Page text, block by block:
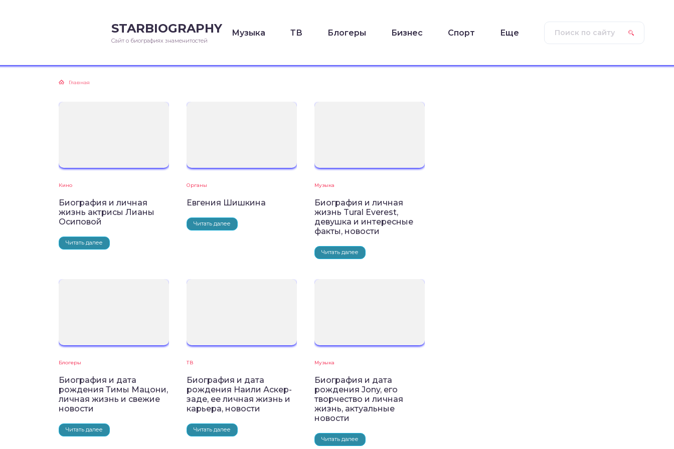
STARBIOGRAPHY
Сайт о биографиях знаменитостей
Музыка ТВ Блогеры Бизнес Спорт Еще
Главная
Кино
Биография и личная
жизнь актрисы Лианы
Осиповой
Читать далее
Органы
Евгения Шишкина
Читать далее
Музыка
Биография и личная
жизнь Tural Everest,
девушка и интересные
факты, новости
Читать далее
Блогеры
Биография и дата
рождения Тимы Мацони,
личная жизнь и свежие
новости
Читать далее
ТВ
Биография и дата
рождения Наили Аскер-
заде, ее личная жизнь и
карьера, новости
Читать далее
Музыка
Биография и дата
рождения Jony, его
творчество и личная
жизнь, актуальные
новости
Читать далее